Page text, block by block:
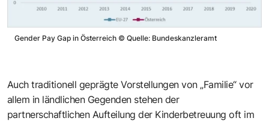
Gender Pay Gap in Österreich © Quelle: Bundeskanzleramt
Auch traditionell geprägte Vorstellungen von „Familie“ vor
allem in ländlichen Gegenden stehen der
partnerschaftlichen Aufteilung der Kinderbetreuung oft im